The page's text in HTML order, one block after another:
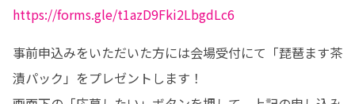
https://forms.gle/t1azD9Fki2LbgdLc6
事前申込みをいただいた方には会場受付にて「琵琶ます茶
漬パック」をプレゼントします！